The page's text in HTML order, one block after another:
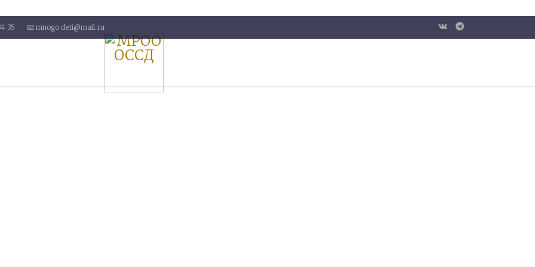
35 📧 mnogo.deti@mail.ru